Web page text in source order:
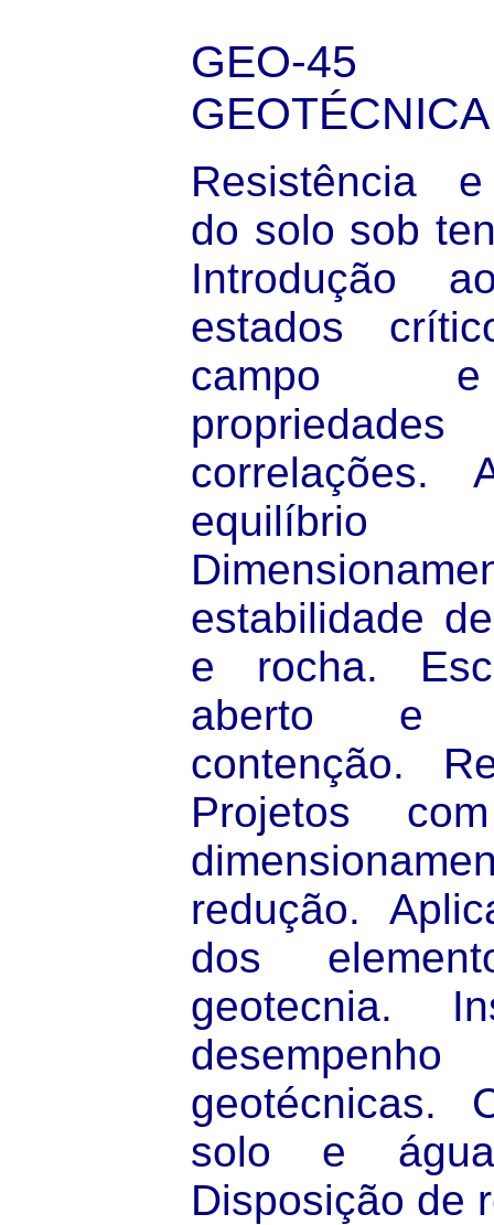
GEO-45
Resistência
do solo sob
Introdução
estados
campo e
correlações.
estabilidade
e rocha.
aberto e
contenção.
Projetos
redução.
dos
geotecnia.
geotécnicas.
solo e
Disposição de